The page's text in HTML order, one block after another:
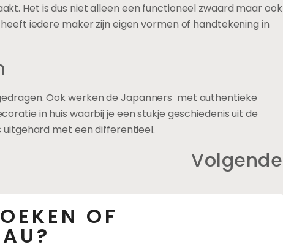
Het is dus niet alleen een functioneel zwaard maar ook
iedere maker zijn eigen vormen of handtekening in
Ook werken de Japanners met authentieke
in huis waarbij je een stukje geschiedenis uit de
uitgehard met een differentieel.
Volgende
OF